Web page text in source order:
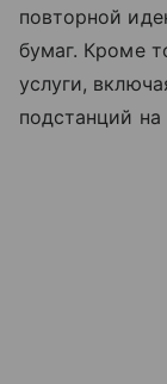
повторной
бумаг. Кроме
услуги,
подстанций на